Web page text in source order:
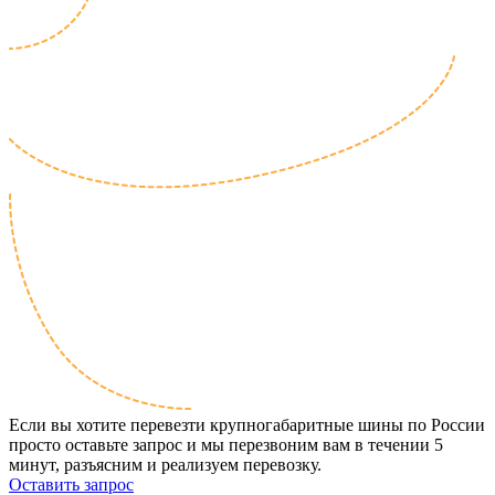
Если вы хотите перевезти крупногабаритные шины по России
просто оставьте запрос и мы перезвоним вам в течении 5
минут, разъясним и реализуем перевозку.
Оставить запрос